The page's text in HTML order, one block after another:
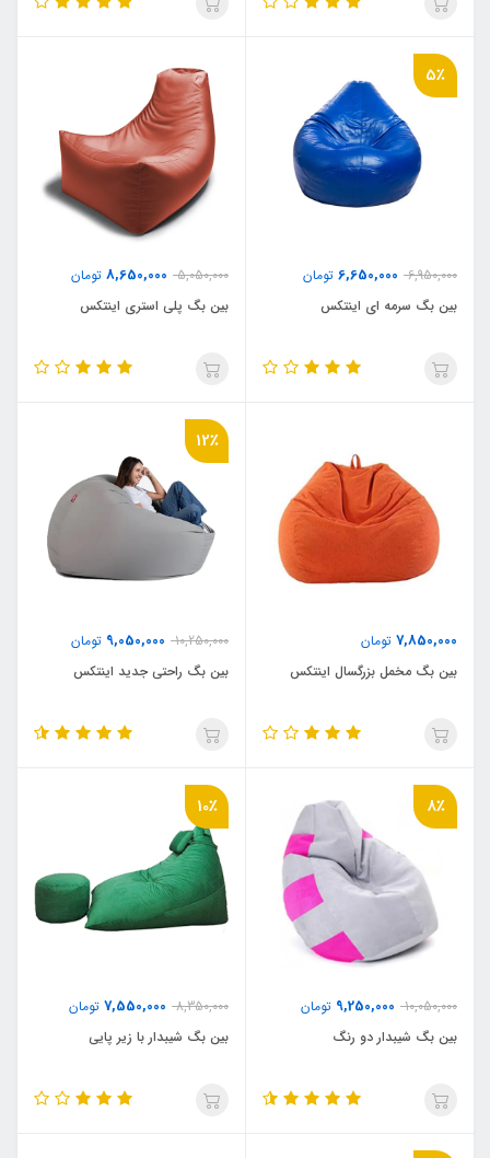
5٪
6,950,000
6,650,000 تومان
بین بگ سرمه ای اینتکس
5,050,000
8,650,000 تومان
بین بگ پلی استری اینتکس
7,850,000 تومان
بین بگ مخمل بزرگسال اینتکس
12٪
10,250,000
9,050,000 تومان
بین بگ راحتی جدید اینتکس
8٪
10,050,000
9,250,000 تومان
بین بگ شیبدار دو رنگ
10٪
8,350,000
7,550,000 تومان
بین بگ شیبدار با زیر پایی